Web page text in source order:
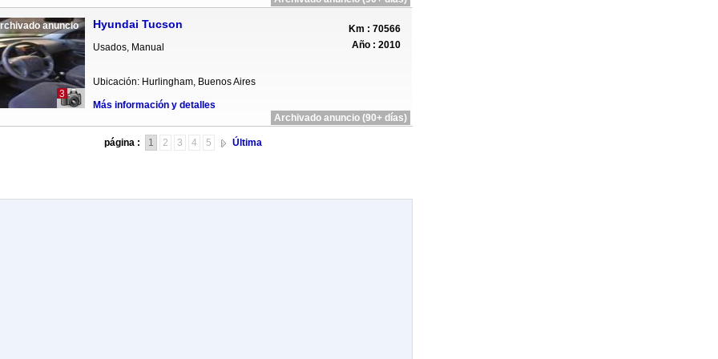
anuncio
3
Hyundai Tucson
Usados, Manual
Ubicación: Hurlingham, Buenos Aires
Más información y detalles
Km : 70566
Año : 2010
Archivado anuncio (90+ días)
página : 1 2 3 4 5 Última